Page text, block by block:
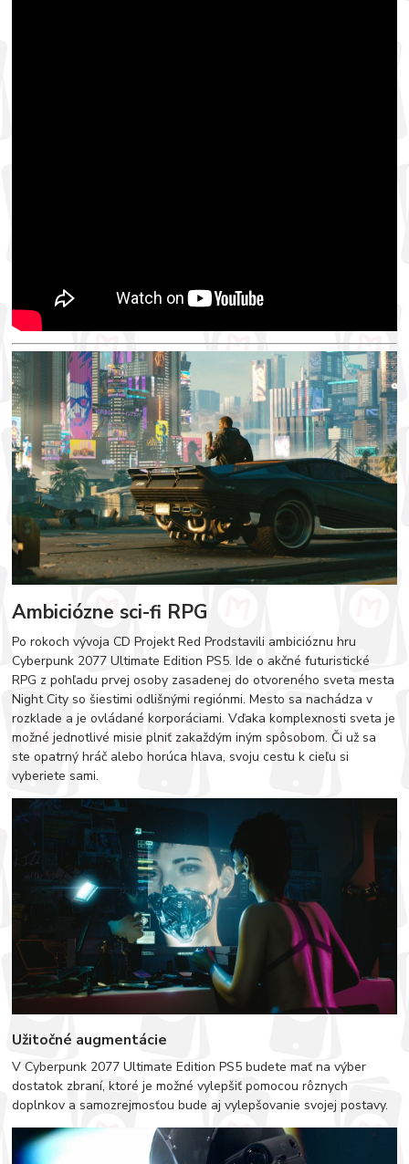
Ambiciózne sci-fi RPG
Po rokoch vývoja CD Projekt Red Prodstavili ambicióznu hru
Cyberpunk 2077 Ultimate Edition PS5. Ide o akčné futuristické
RPG z pohľadu prvej osoby zasadenej do otvoreného sveta mesta
Night City so šiestimi odlišnými regiónmi. Mesto sa nachádza v
rozklade a je ovládané korporáciami. Vďaka komplexnosti sveta je
možné jednotlivé misie plniť zakaždým iným spôsobom. Či už sa
ste opatrný hráč alebo horúca hlava, svoju cestu k cieľu si
vyberiete sami.
Užitočné augmentácie
V Cyberpunk 2077 Ultimate Edition PS5 budete mať na výber
dostatok zbraní, ktoré je možné vylepšiť pomocou rôznych
doplnkov a samozrejmosťou bude aj vylepšovanie svojej postavy.